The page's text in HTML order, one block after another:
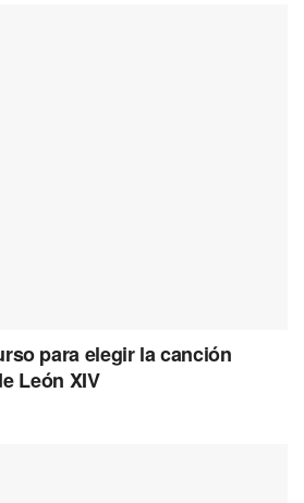
para elegir la canción
León XIV